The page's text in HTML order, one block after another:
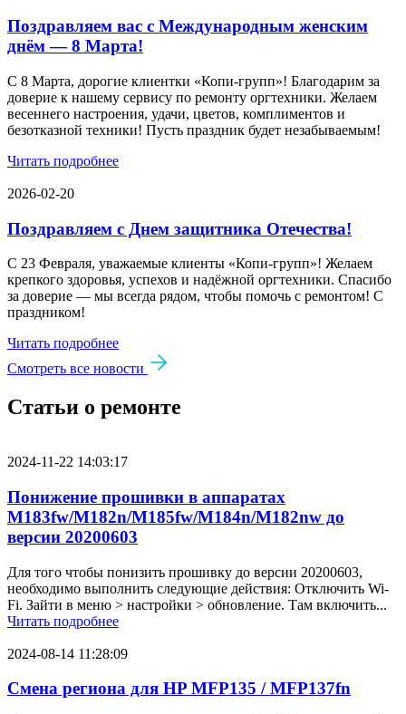
Поздравляем вас с Международным женским
днём — 8 Марта!
С 8 Марта, дорогие клиентки «Копи‑групп»! Благодарим за
доверие к нашему сервису по ремонту оргтехники. Желаем
весеннего настроения, удачи, цветов, комплиментов и
безотказной техники! Пусть праздник будет незабываемым!
Читать подробнее
2026-02-20
Поздравляем с Днем защитника Отечества!
С 23 Февраля, уважаемые клиенты «Копи‑групп»! Желаем
крепкого здоровья, успехов и надёжной оргтехники. Спасибо
за доверие — мы всегда рядом, чтобы помочь с ремонтом! С
праздником!
Читать подробнее
Смотреть все новости
Статьи о ремонте
2024-11-22 14:03:17
Понижение прошивки в аппаратах
M183fw/M182n/M185fw/M184n/M182nw до
версии 20200603
Для того чтобы понизить прошивку до версии 20200603,
необходимо выполнить следующие действия: Отключить Wi-
Fi. Зайти в меню > настройки > обновление. Там включить...
Читать подробнее
2024-08-14 11:28:09
Смена региона для HP MFP135 / MFP137fn